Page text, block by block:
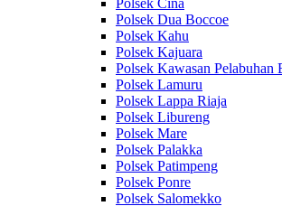
Polsek Cina
Polsek Dua Boccoe
Polsek Kahu
Polsek Kajuara
Polsek Kawasan Pelabuhan
Polsek Lamuru
Polsek Lappa Riaja
Polsek Libureng
Polsek Mare
Polsek Palakka
Polsek Patimpeng
Polsek Ponre
Polsek Salomekko